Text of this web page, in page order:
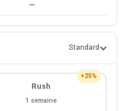
—
Standard
+25%
Rush
1 semaine